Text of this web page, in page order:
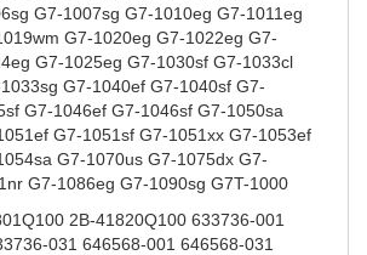
G7-1007sg G7-1010eg G7-1011eg
G7-1020eg G7-1022eg G7-
G7-1025eg G7-1030sf G7-1033cl
G7-1040ef G7-1040sf G7-
G7-1046ef G7-1046sf G7-1050sa
G7-1051sf G7-1051xx G7-1053ef
G7-1070us G7-1075dx G7-
G7-1086eg G7-1090sg G7T-1000
2B-41820Q100 633736-001
031 646568-001 646568-031